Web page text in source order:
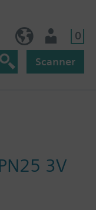
0
Scanner
3V